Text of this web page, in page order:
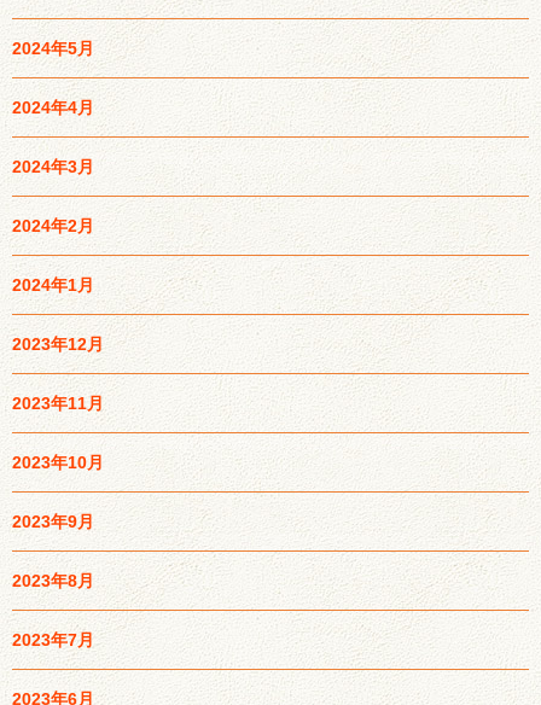
2024年5月
2024年4月
2024年3月
2024年2月
2024年1月
2023年12月
2023年11月
2023年10月
2023年9月
2023年8月
2023年7月
2023年6月